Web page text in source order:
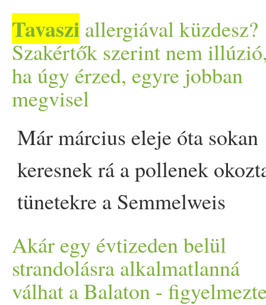
fehérbabszósz pontosan azt a
gazdag, selymes állagot
hozza, amit a hagyományos
receptekben a vaj és a tejszín
ad - miközben a fogás
tavaszias és könnyű marad.
Így készül a spárgás
burgonyarizottó. Tejszín és
vaj nélkül is lehet krémes,
Tavaszi allergiával küzdesz?
Szakértők szerint nem
ha úgy érzed, egyre jobban
megvisel
Már március eleje óta sokan
keresnek rá a pollenek
tünetekre a Semmelweis
Egyetem tünetellenőrző
alkalmazásban. Ez pedig
véletlen: szakértők is
Akár egy évtizeden belül
strandolásra alkalmatlanná
válhat a Balaton -